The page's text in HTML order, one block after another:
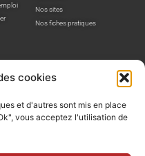
cookies
et d'autres sont mis en place
vous acceptez l'utilisation de
Nos sites
Nos fiches pratiques
SITE WEB RÉALISÉ PAR AUSTRA
Gestion cookies